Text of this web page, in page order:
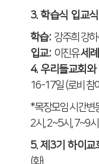
3.학습식 입교
학습: 강주희 강
입교: 이진유세례
4.우리들교회와
16-17일 (로비 참
*목장모임 시간변
2시 , 2~5시 , 7~9시
5.제 3기 하이교
(화)